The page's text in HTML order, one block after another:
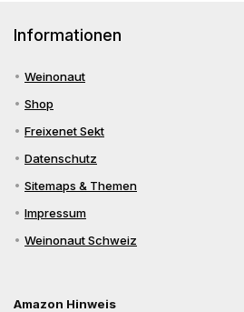
Informationen
Weinonaut
Shop
Freixenet Sekt
Datenschutz
Sitemaps & Themen
Impressum
Weinonaut Schweiz
Amazon Hinweis